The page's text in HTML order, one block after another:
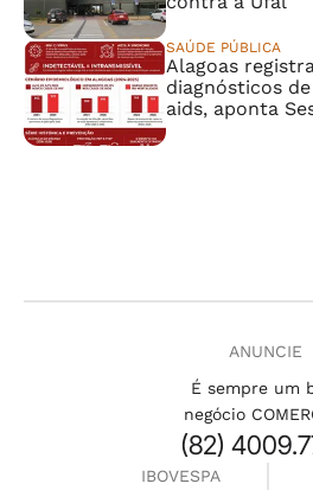
SAÚDE PÚBLICA
Alagoas
diagnósticos
aids, aponta
ANUNCIE
É sempre um
negócio
(82)
IBOVESPA